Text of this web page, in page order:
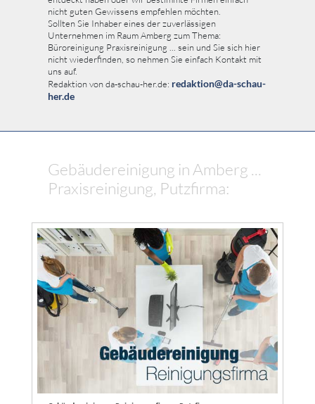
nicht guten Gewissens empfehlen möchten.
Sollten Sie Inhaber eines der zuverlässigen
Unternehmen im Raum Amberg zum Thema:
Büroreinigung Praxisreinigung ... sein und Sie sich hier
nicht wiederfinden, so nehmen Sie einfach Kontakt mit
uns auf.
Redaktion von da-schau-her.de: redaktion@da-schau-
her.de
Gebäudereinigung in Amberg ...
Praxisreinigung, Putzfirma: